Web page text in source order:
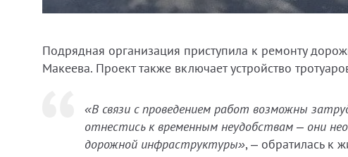
Подрядная организация приступила к ремонту
Макеева. Проект также включает устройство
«В связи с проведением работ возможны
отнестись к временным неудобствам – они
дорожной инфраструктуры», – обратилась к